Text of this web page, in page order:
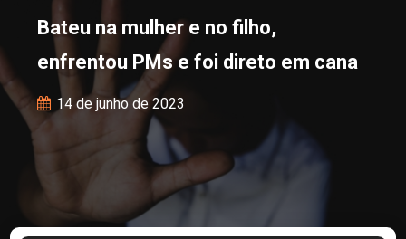
Bateu na mulher e no filho,
enfrentou PMs e foi direto em cana
14 de junho de 2023